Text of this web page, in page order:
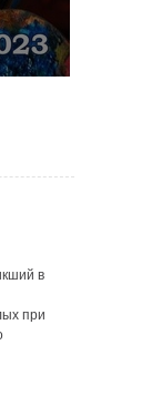
в
при